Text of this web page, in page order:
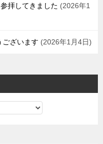
拝してきました
2026年1
ございます 2026年1月4日